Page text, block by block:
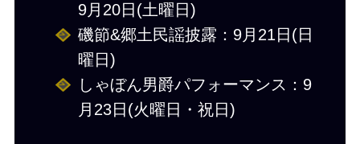
9月20日(土曜日)
磯節&郷⼟⺠謡披露：9月21日(日
曜日)
しゃぼん男爵パフォーマンス：9
月23日(火曜日・祝日)